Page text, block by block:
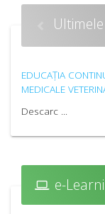
EDUCAȚIA
MEDICALE
Descarc ...
e-